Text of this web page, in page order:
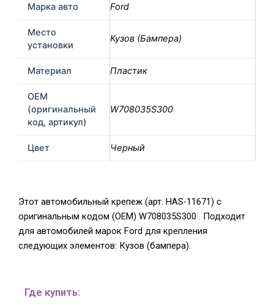
Марка авто Ford
Место
установки
Кузов (Бампера)
Материал Пластик
OEM
(оригинальный
код, артикул)
W708035S300
Цвет Черный
Этот автомобильный крепеж (арт. HAS-11671) с
оригинальным кодом (OEM) W708035S300 . Подходит
для автомобилей марок Ford для крепления
следующих элементов: Кузов (бампера).
Где купить: